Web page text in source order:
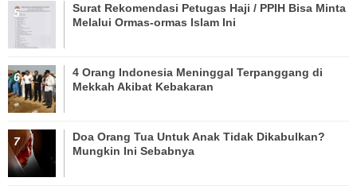
Surat Rekomendasi Petugas Haji / PPIH Bisa Minta
Melalui Ormas-ormas Islam Ini
4 Orang Indonesia Meninggal Terpanggang di
Mekkah Akibat Kebakaran
Doa Orang Tua Untuk Anak Tidak Dikabulkan?
Mungkin Ini Sebabnya